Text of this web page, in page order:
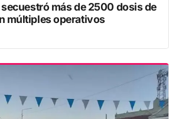
secuestró más de 2500 dosis de
múltiples operativos